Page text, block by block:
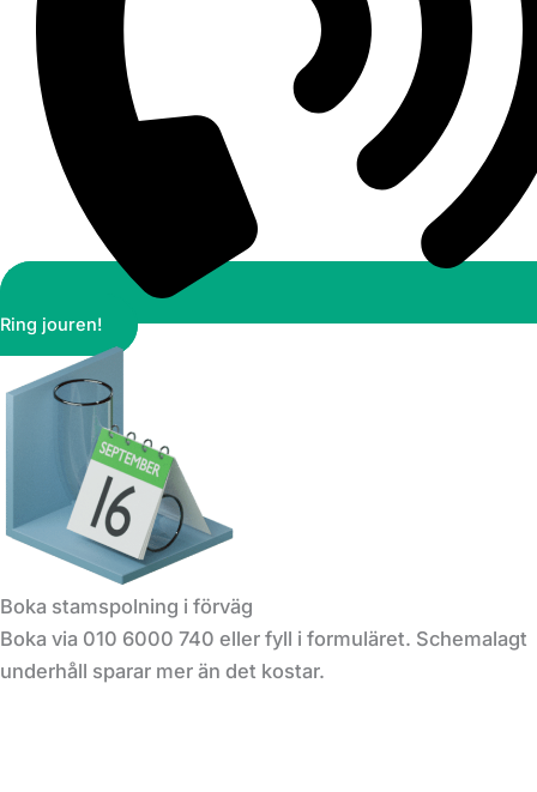
Ring jouren!
Boka stamspolning i förväg
Boka via 010 6000 740 eller fyll i formuläret. Schemalagt
underhåll sparar mer än det kostar.